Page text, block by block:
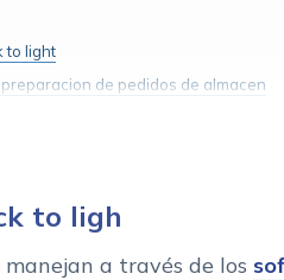
to light
de pedidos de almacen
to ligh
a través de los